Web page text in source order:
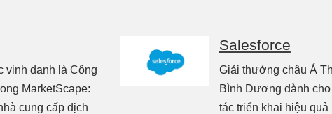
vinh danh là Công
MarketScape:
cung cấp dịch
Salesforce
Giải thưởng châu Á
Bình Dương dành
tác triển khai hiệu quả